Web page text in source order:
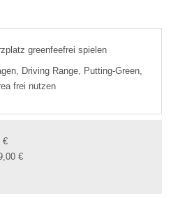
greenfeefrei spielen
Driving Range, Putting-Green,
frei nutzen
€
€